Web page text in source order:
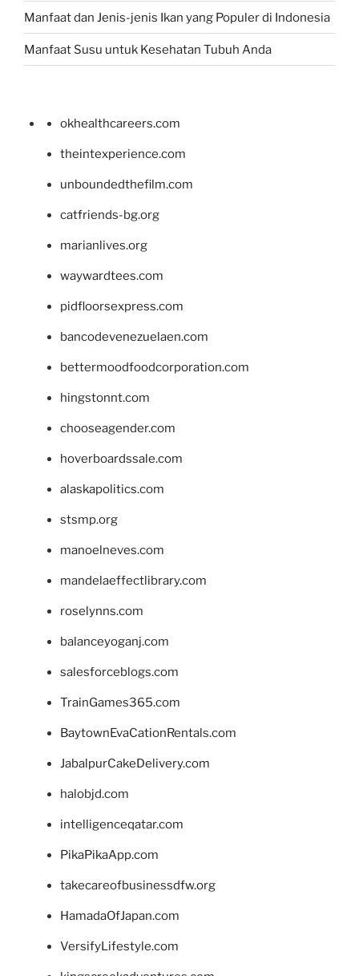
Manfaat dan Jenis-jenis Ikan yang Populer di Indonesia
Manfaat Susu untuk Kesehatan Tubuh Anda
okhealthcareers.com
theintexperience.com
unboundedthefilm.com
catfriends-bg.org
marianlives.org
waywardtees.com
pidfloorsexpress.com
bancodevenezuelaen.com
bettermoodfoodcorporation.com
hingstonnt.com
chooseagender.com
hoverboardssale.com
alaskapolitics.com
stsmp.org
manoelneves.com
mandelaeffectlibrary.com
roselynns.com
balanceyoganj.com
salesforceblogs.com
TrainGames365.com
BaytownEvaCationRentals.com
JabalpurCakeDelivery.com
halobjd.com
intelligenceqatar.com
PikaPikaApp.com
takecareofbusinessdfw.org
HamadaOfJapan.com
VersifyLifestyle.com